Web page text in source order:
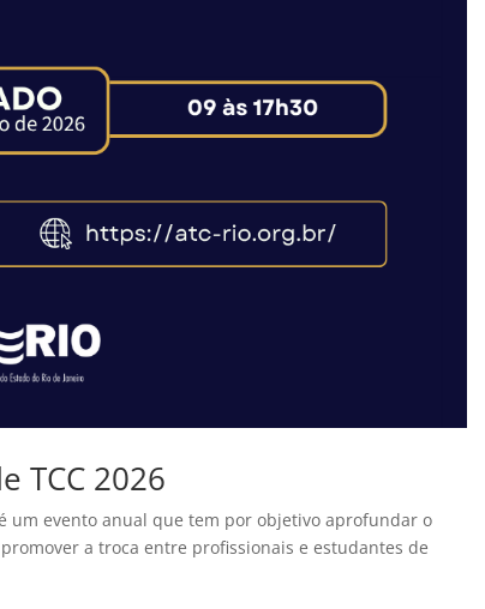
TCC 2026
é um evento anual que tem por objetivo aprofundar o
a troca entre profissionais e estudantes de